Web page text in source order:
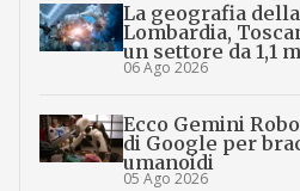
La geografia
Lombardia,
un settore da 1,1
06 Ago 2026
Ecco Gemini
di Google per
umanoidi
05 Ago 2026